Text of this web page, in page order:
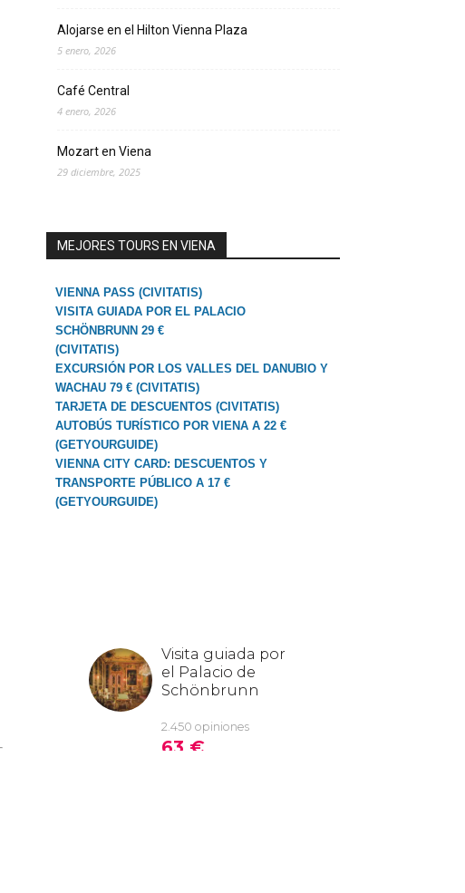
Alojarse en el Hilton Vienna Plaza
5 enero, 2026
Café Central
4 enero, 2026
Mozart en Viena
29 diciembre, 2025
MEJORES TOURS EN VIENA
VIENNA PASS (CIVITATIS)
VISITA GUIADA POR EL PALACIO
SCHÖNBRUNN 29 €
(CIVITATIS)
EXCURSIÓN POR LOS VALLES DEL DANUBIO Y
WACHAU 79 € (CIVITATIS)
TARJETA DE DESCUENTOS (CIVITATIS)
AUTOBÚS TURÍSTICO POR VIENA A 22 €
(GETYOURGUIDE)
VIENNA CITY CARD: DESCUENTOS Y
TRANSPORTE PÚBLICO A 17 €
(GETYOURGUIDE)